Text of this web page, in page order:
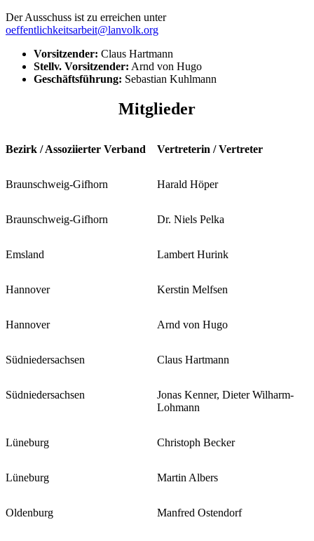
Der Ausschuss ist zu erreichen unter
oeffentlichkeitsarbeit@lanvolk.org
Vorsitzender: Claus Hartmann
Stellv. Vorsitzender: Arnd von Hugo
Geschäftsführung: Sebastian Kuhlmann
Mitglieder
Bezirk / Assoziierter Verband Vertreterin / Vertreter
Braunschweig-Gifhorn Harald Höper
Braunschweig-Gifhorn Dr. Niels Pelka
Emsland Lambert Hurink
Hannover Kerstin Melfsen
Hannover Arnd von Hugo
Südniedersachsen Claus Hartmann
Südniedersachsen
Jonas Kenner, Dieter Wilharm-
Lohmann
Lüneburg Christoph Becker
Lüneburg Martin Albers
Oldenburg Manfred Ostendorf